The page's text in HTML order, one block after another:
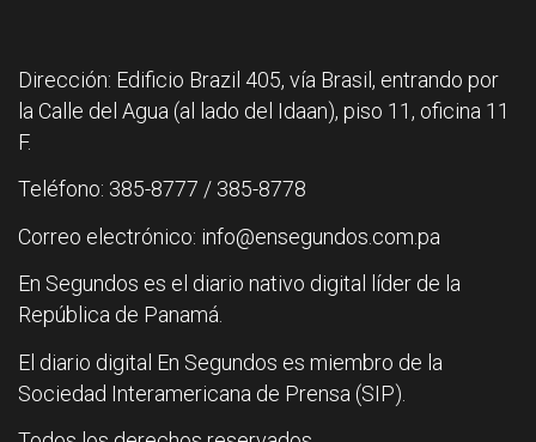
Dirección: Edificio Brazil 405, vía Brasil, entrando por
la Calle del Agua (al lado del Idaan), piso 11, oficina 11
F.
Teléfono: 385-8777 / 385-8778
Correo electrónico: info@ensegundos.com.pa
En Segundos es el diario nativo digital líder de la
República de Panamá.
El diario digital En Segundos es miembro de la
Sociedad Interamericana de Prensa (SIP).